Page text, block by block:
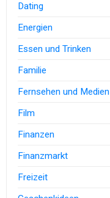
Dating
Energien
Essen und Trinken
Familie
Fernsehen und Medien
Film
Finanzen
Finanzmarkt
Freizeit